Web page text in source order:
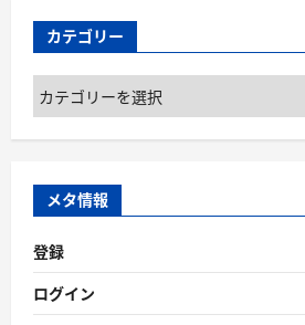
カテゴリー
カ
テ
ゴ
ー
メタ情報
登録
ログイン